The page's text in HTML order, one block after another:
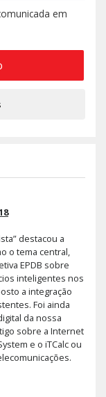
em
destacou a
o tema central,
EPDB sobre
inteligentes nos
a integração
Foi ainda
da nossa
sobre a Internet
e o iTCalc ou